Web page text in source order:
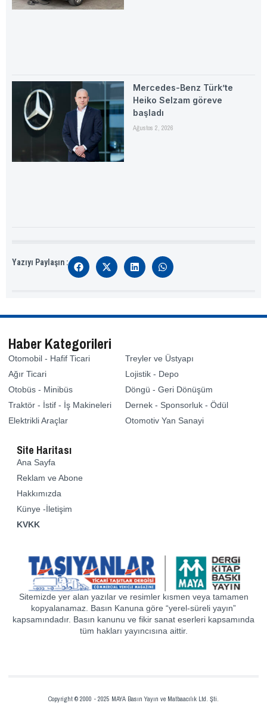
Mercedes-Benz Türk’te
Heiko Selzam göreve
başladı
Ağustos 2, 2026
Yazıyı Paylaşın :
Haber Kategorileri
Otomobil - Hafif Ticari
Ağır Ticari
Otobüs - Minibüs
Traktör - İstif - İş Makineleri
Elektrikli Araçlar
Treyler ve Üstyapı
Lojistik - Depo
Döngü - Geri Dönüşüm
Dernek - Sponsorluk - Ödül
Otomotiv Yan Sanayi
Site Haritası
Ana Sayfa
Reklam ve Abone
Hakkımızda
Künye -İletişim
KVKK
Sitemizde yer alan yazılar ve resimler kısmen veya tamamen
kopyalanamaz. Basın Kanuna göre “yerel-süreli yayın”
kapsamındadır. Basın kanunu ve fikir sanat eserleri kapsamında
tüm hakları yayıncısına aittir.
Copyright © 2000 - 2025 MAYA Basın Yayın ve Matbaacılık Ltd. Şti.